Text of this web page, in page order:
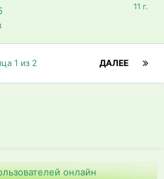
ДАЛЕЕ
1 из 2
онлайн